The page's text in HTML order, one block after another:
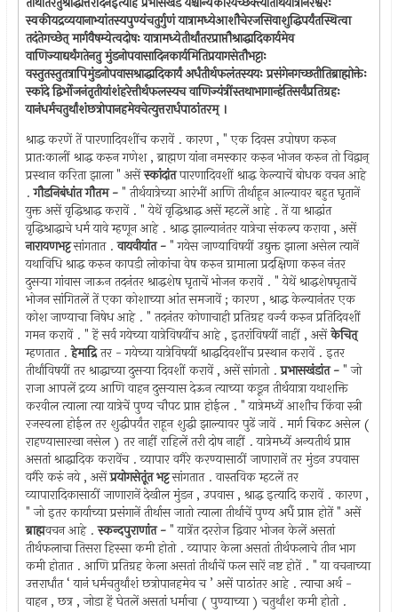
स्वकीयद्रव्ययानाभ्यांतस्यपुण्यंचतुर्गुणं यात्रामध्येआशौचेरजसिवाशुद्धिपर्यंतस्थित्वा
तदंतेगच्छेत् मार्गवैषम्येत्वदोषः यात्रामध्येतीर्थांतरप्राप्तौश्राद्धादिकार्यमेव
वाणिज्याद्यर्थंगतेनतु मुंडनोपवासादिनकार्यमितिप्रयागसेतौभट्टाः
वस्तुतस्तुतत्रापिमुंडनोपवासश्राद्धादिकार्यं अर्धंतीर्थफलंतस्ययः प्रसंगेनगच्छतीतिब्राह्मोक्तेः
स्कांदे द्विर्भोजनंतृतीयांशंहरेत्तीर्थफलस्यच वाणिज्यंत्रींस्तथाभागान्हंतिसर्वंप्रतिग्रहः
यानंधर्मचतुर्थांशंछत्रोपानहमेवचेत्युत्तरार्धपाठांतरम् ।
श्राद्ध करणें तें पारणादिवशींच करावें . कारण , " एक दिवस उपोषण करुन
प्रातःकालीं श्राद्ध करुन गणेश , ब्राह्मण यांना नमस्कार करुन भोजन करुन तो विद्वान्
प्रस्थान करिता झाला " असेंस्कांदांतपारणादिवशीं श्राद्ध केल्याचें बोधक वचन आहे
.गौडनिबंधांत गौतम -" तीर्थयात्रेच्या आरंभीं आणि तीर्थाहून आल्यावर बहुत घृतानें
युक्त असें वृद्धिश्राद्ध करावें . " येथें वृद्धिश्राद्ध असें म्हटलें आहे . तें या श्राद्धांत
वृद्धिश्राद्धाचे धर्म यावे म्हणून आहे . श्राद्ध झाल्यानंतर यात्रेचा संकल्प करावा , असें
नारायणभट्टसांगतात .वायवीयांत -" गयेस जाण्याविषयीं उद्युक्त झाला असेल त्यानें
यथाविधि श्राद्ध करुन कापडी लोकांचा वेष करुन ग्रामाला प्रदक्षिणा करुन नंतर
दुसर्‍या गांवास जाऊन तदनंतर श्राद्धशेष घृताचें भोजन करावें . " येथें श्राद्धशेषघृताचें
भोजन सांगितलें तें एका कोशाच्या आंत समजावें ; कारण , श्राद्ध केल्यानंतर एक
कोश जाण्याचा निषेध आहे . " तदनंतर कोणाचाही प्रतिग्रह वर्ज्य करुन प्रतिदिवशीं
गमन करावें . " हें सर्व गयेच्या यात्रेविषयींच आहे , इतरांविषयीं नाहीं , असेंकेचित्
म्हणतात .हेमाद्रितर - गयेच्या यात्रेविषयीं श्राद्धदिवशींच प्रस्थान करावें . इतर
तीर्थांविषयीं तर श्राद्धाच्या दुसर्‍या दिवशीं करावें , असें सांगतो .प्रभासखंडांत -" जो
राजा आपलें द्रव्य आणि वाहन दुसर्‍यास देऊन त्याच्या कडून तीर्थयात्रा यथाशक्ति
करवील त्याला त्या यात्रेचें पुण्य चौपट प्राप्त होईल . " यात्रेमध्यें आशौच किंवा स्त्री
रजस्वला होईल तर शुद्धीपर्यंत राहून शुद्धी झाल्यावर पुढें जावें . मार्ग बिकट असेल (
राहण्यासारखा नसेल ) तर नाहीं राहिलें तरी दोष नाहीं . यात्रेमध्यें अन्यतीर्थ प्राप्त
असतां श्राद्धादिक करावेंच . व्यापार वगैरे करण्यासाठीं जाणारानें तर मुंडन उपवास
वगैरे करुं नये , असेंप्रयोगसेतूंत भट्टसांगतात . वास्तविक म्हटलें तर
व्यापारादिकासाठीं जाणारानें देखील मुंडन , उपवास , श्राद्ध इत्यादि करावें . कारण ,
" जो इतर कार्याच्या प्रसंगानें तीर्थास जातो त्याला तीर्थाचें पुण्य अर्धै प्राप्त होतें " असें
ब्राह्मवचन आहे .स्कन्दपुराणांत -" यात्रेंत दररोज द्विवार भोजन केलें असतां
तीर्थफलाचा तिसरा हिस्सा कमी होतो . व्यापार केला असतां तीर्थफलाचे तीन भाग
कमी होतात . आणि प्रतिग्रह केला असतां तीर्थाचें फल सारें नष्ट होतें . " या वचनाच्या
उत्तरार्धांत ‘ यानं धर्मचतुर्थांशं छत्रोपानहमेव च ’ असें पाठांतर आहे . त्याचा अर्थ -
वाहन , छत्र , जोडा हें घेतलें असतां धर्माचा ( पुण्याच्या ) चतुर्थांश कमी होतो .